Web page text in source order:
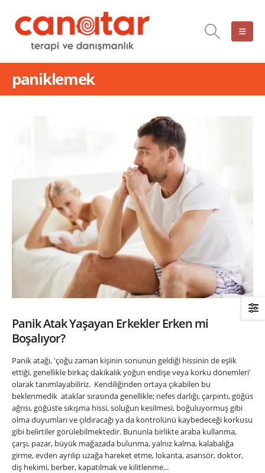
paniklemek
Panik Atak Yaşayan Erkekler Erken mi
Boşalıyor?
Panik atağı, 'çoğu zaman kişinin sonunun geldiği hissinin de eşlik
ettiği, genellikle birkaç dakikalık yoğun endişe veya korku dönemleri'
olarak tanımlayabiliriz. Kendiliğinden ortaya çıkabilen bu
beklenmedik ataklar sırasında genellikle; nefes darlığı, çarpıntı, göğüs
ağrısı, göğüste sıkışma hissi, soluğun kesilmesi, boğuluyormuş gibi
olma duyumları ve çıldıracağı ya da kontrolünü kaybedeceği korkusu
gibi belirtiler görülebilmektedir. Bununla birlikte araba kullanma,
çarşı, pazar, büyük mağazada bulunma, yalnız kalma, kalabalığa
girme, evden ayrılıp uzağa hareket etme, lokanta, asansör, doktor,
diş hekimi, berber, kapatılmak ve kilitlenme...